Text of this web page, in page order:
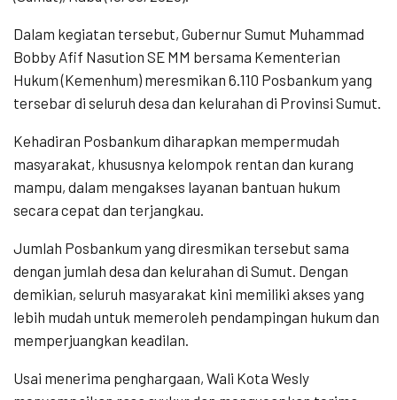
Dalam kegiatan tersebut, Gubernur Sumut Muhammad
Bobby Afif Nasution SE MM bersama Kementerian
Hukum (Kemenhum) meresmikan 6.110 Posbankum yang
tersebar di seluruh desa dan kelurahan di Provinsi Sumut.
Kehadiran Posbankum diharapkan mempermudah
masyarakat, khususnya kelompok rentan dan kurang
mampu, dalam mengakses layanan bantuan hukum
secara cepat dan terjangkau.
Jumlah Posbankum yang diresmikan tersebut sama
dengan jumlah desa dan kelurahan di Sumut. Dengan
demikian, seluruh masyarakat kini memiliki akses yang
lebih mudah untuk memeroleh pendampingan hukum dan
memperjuangkan keadilan.
Usai menerima penghargaan, Wali Kota Wesly